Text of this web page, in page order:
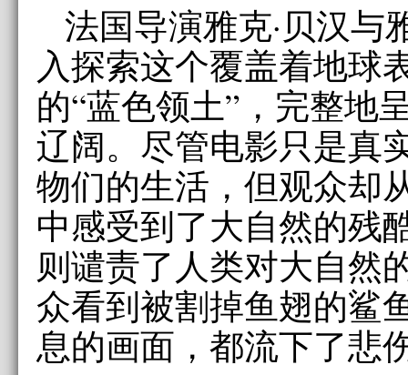
法国导演雅克·贝汉与
入探索这个覆盖着地球
的“蓝色领土”，完整地
辽阔。尽管电影只是真
物们的生活，但观众却
中感受到了大自然的残
则谴责了人类对大自然
众看到被割掉鱼翅的鲨
息的画面，都流下了悲